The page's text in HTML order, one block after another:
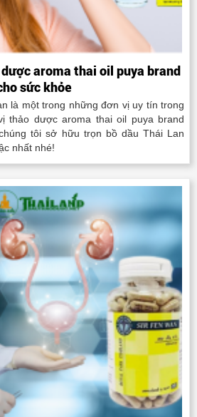
aroma thai oil puya brand
sức khỏe
là một trong những đơn vị uy tín trong
thảo dược aroma thai oil puya brand
tôi sở hữu trọn bồ dầu Thái Lan
nhất nhé!